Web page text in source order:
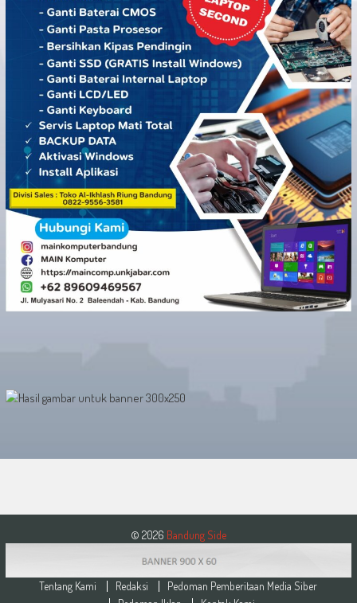
© 2026 Bandung Side
Tentang Kami Redaksi
Pedoman Pemberitaan Media Siber